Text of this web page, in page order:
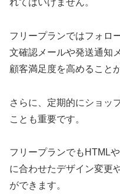
れてはいけません。
フリープランではフォロ
文確認メールや発送通知
顧客満足度を高めること
さらに、定期的にショッ
ことも重要です。
フリープランでもHTML
に合わせたデザイン変更
ができます。